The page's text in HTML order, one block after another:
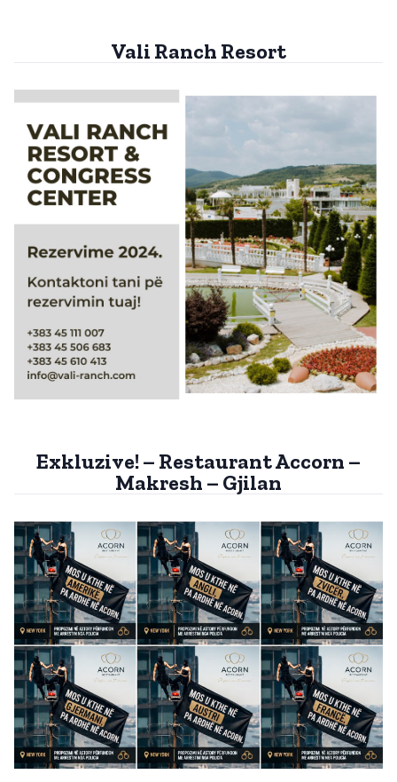
Vali Ranch Resort
Exkluzive! – Restaurant Accorn –
Makresh – Gjilan